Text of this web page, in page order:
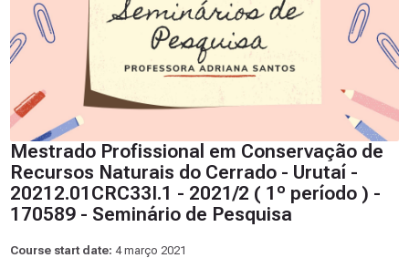
Mestrado Profissional em Conservação de
Recursos Naturais do Cerrado - Urutaí -
20212.01CRC33I.1 - 2021/2 ( 1º período ) -
170589 - Seminário de Pesquisa
Course start date: 4 março 2021